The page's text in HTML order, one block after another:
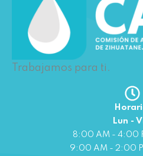
Trabajamos para ti.
Lun -
8:00 AM - 4:00
9:00 AM - 2:00